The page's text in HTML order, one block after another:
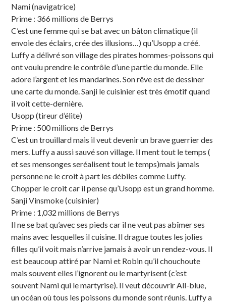
Nami (navigatrice)
Prime : 366 millions de Berrys
C’est une femme qui se bat avec un bâton climatique (il
envoie des éclairs, crée des illusions…) qu’Usopp a créé.
Luffy a délivré son village des pirates hommes-poissons qui
ont voulu prendre le contrôle d’une partie du monde. Elle
adore l’argent et les mandarines. Son rêve est de dessiner
une carte du monde. Sanji le cuisinier est très émotif quand
il voit cette-dernière.
Usopp (tireur d’élite)
Prime : 500 millions de Berrys
C’est un trouillard mais il veut devenir un brave guerrier des
mers. Luffy a aussi sauvé son village. Il ment tout le temps (
et ses mensonges seréalisent tout le temps)mais jamais
personne ne le croit à part les débiles comme Luffy.
Chopper le croit car il pense qu’Usopp est un grand homme.
Sanji Vinsmoke (cuisinier)
Prime : 1,032 millions de Berrys
Il ne se bat qu’avec ses pieds car il ne veut pas abîmer ses
mains avec lesquelles il cuisine. Il drague toutes les jolies
filles qu’il voit mais n’arrive jamais à avoir un rendez-vous. Il
est beaucoup attiré par Nami et Robin qu’il chouchoute
mais souvent elles l’ignorent ou le martyrisent (c’est
souvent Nami qui le martyrise). Il veut découvrir All-blue,
un océan où tous les poissons du monde sont réunis. Luffy a